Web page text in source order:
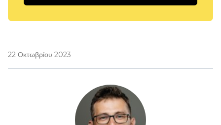
22 Οκτωβρίου 2023